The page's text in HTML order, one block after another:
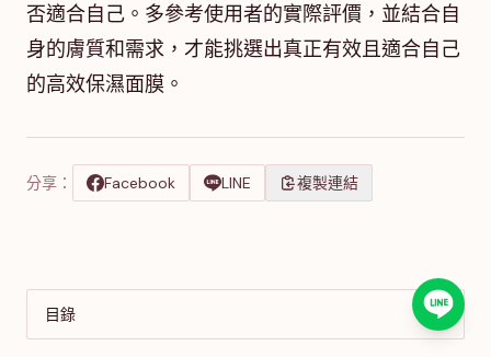
否適合自己。多參考使用者的實際評價，並結合自
身的膚質和需求，才能挑選出真正有效且適合自己
的高效保濕面膜。
分享： Facebook LINE 複製連結
目錄